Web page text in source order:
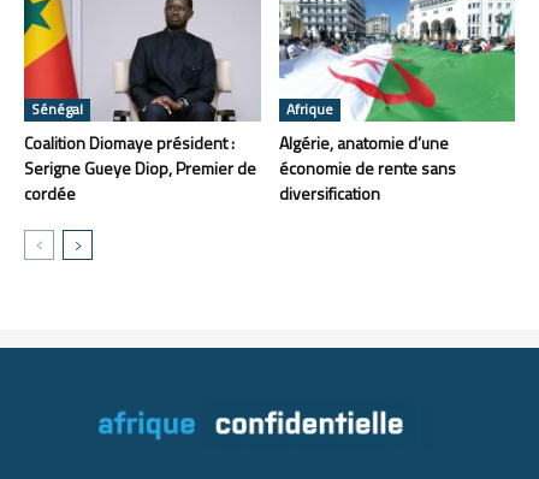
Sénégal
Coalition Diomaye président :
Serigne Gueye Diop, Premier de
cordée
Afrique
Algérie, anatomie d’une
économie de rente sans
diversification